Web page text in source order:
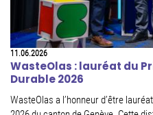
11.06.2026
WasteOlas : lauréat du
Durable 2026
WasteOlas a l’honneur d’être